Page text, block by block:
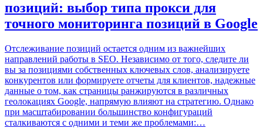
позиций: выбор типа прокси для
точного мониторинга позиций в Google
Отслеживание позиций остается одним из важнейших
направлений работы в SEO. Независимо от того, следите ли
вы за позициями собственных ключевых слов, анализируете
конкурентов или формируете отчеты для клиентов, надежные
данные о том, как страницы ранжируются в различных
геолокациях Google, напрямую влияют на стратегию. Однако
при масштабировании большинство конфигураций
сталкиваются с одними и теми же проблемами:…